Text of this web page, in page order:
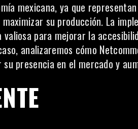
mexicana, ya que
su producción. La
para mejorar la
analizaremos cómo
presencia en el mercado y